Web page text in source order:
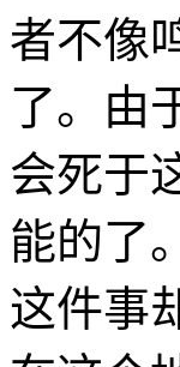
者不像
了。由
会死于
能的了
这件事